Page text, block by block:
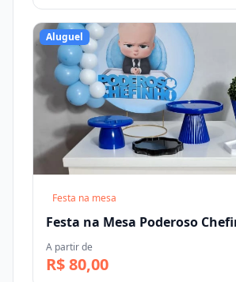
Aluguel
Festa na mesa
Festa na Mesa Poderoso
A partir de
R$ 80,00